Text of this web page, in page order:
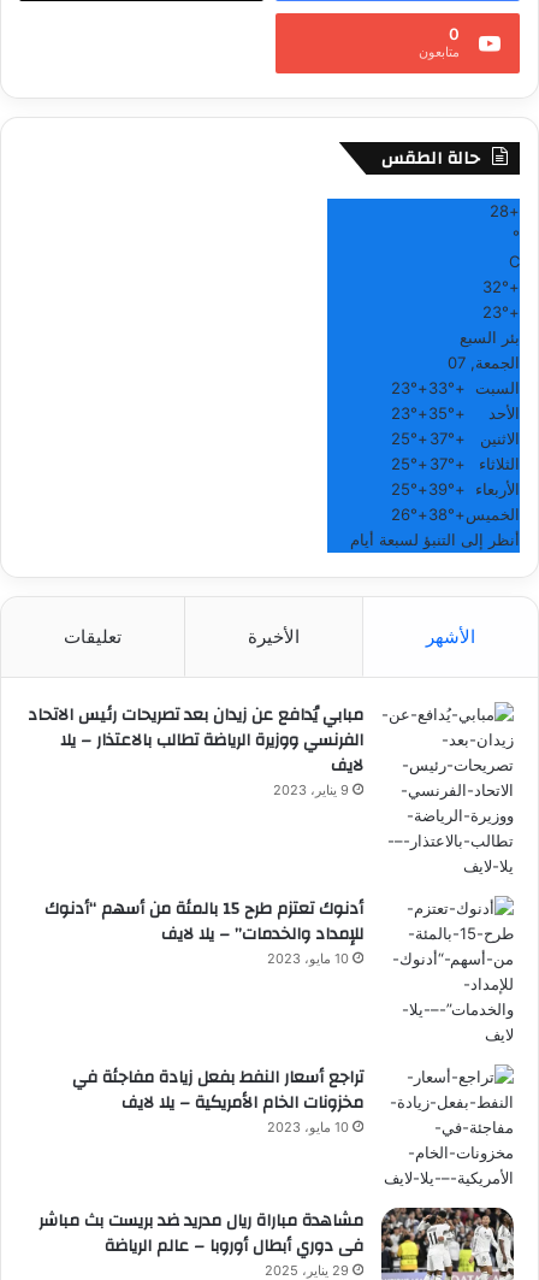
0
متابعون
حالة الطقس
+
28
°
C
+
32°
+
23°
بئر السبع
الجمعة, 07
السبت +
33°
+
23°
الأحد
+
35°
+
23°
الاثنين
+
37°
+
25°
الثلاثاء
+
37°
+
25°
الأربعاء
+
39°
+
25°
الخميس+
38°
+
26°
أنظر إلى التنبؤ لسبعة أيام
الأشهر الأخيرة تعليقات
مبابي يُدافع عن زيدان بعد تصريحات رئيس الاتحاد
الفرنسي ووزيرة الرياضة تطالب بالاعتذار – يلا
لايف
9 يناير، 2023
أدنوك تعتزم طرح 15 بالمئة من أسهم “أدنوك
للإمداد والخدمات” – يلا لايف
10 مايو، 2023
تراجع أسعار النفط بفعل زيادة مفاجئة في
مخزونات الخام الأمريكية – يلا لايف
10 مايو، 2023
مشاهدة مباراة ريال مدريد ضد بريست بث مباشر
فى دوري أبطال أوروبا – عالم الرياضة
29 يناير، 2025